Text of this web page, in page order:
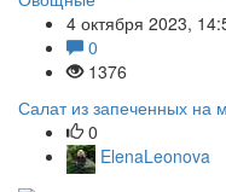
4 октября 2023,
0
1376
Салат из запеченных на
0
ElenaLeonova